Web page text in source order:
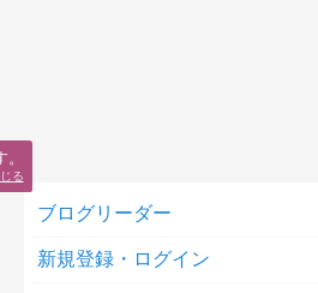
ブログリーダー
新規登録・ログイン
る